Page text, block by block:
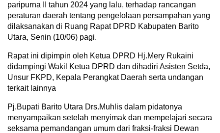
paripurna II tahun 2024 yang lalu, terhadap rancangan
peraturan daerah tentang pengelolaan persampahan yang
dilaksanakan di Ruang Rapat DPRD Kabupaten Barito
Utara, Senin (10/06) pagi.
Rapat ini dipimpin oleh Ketua DPRD Hj.Mery Rukaini
didampingi Wakil Ketua DPRD dan dihadiri Asisten Setda,
Unsur FKPD, Kepala Perangkat Daerah serta undangan
terkait lainnya
Pj.Bupati Barito Utara Drs.Muhlis dalam pidatonya
menyampaikan setelah menyimak dan mempelajari secara
seksama pemandangan umum dari fraksi-fraksi Dewan